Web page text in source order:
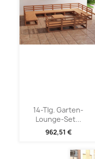
14-Tlg. Garten-
Lounge-Set...
962,51 €